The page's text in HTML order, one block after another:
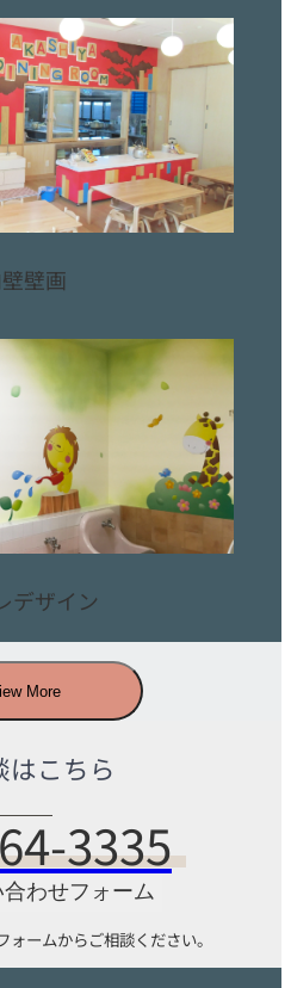
壁画
デザイン
More
はこちら
3335
合わせフォーム
ームからご相談ください。